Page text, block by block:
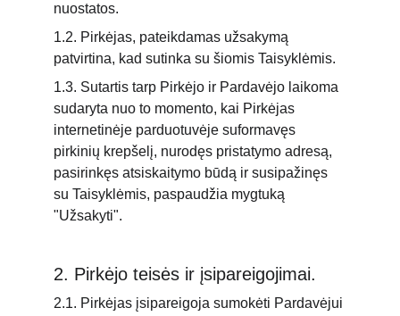
nuostatos.
1.2. Pirkėjas, pateikdamas užsakymą
patvirtina, kad sutinka su šiomis Taisyklėmis.
1.3. Sutartis tarp Pirkėjo ir Pardavėjo laikoma
sudaryta nuo to momento, kai Pirkėjas
internetinėje parduotuvėje suformavęs
pirkinių krepšelį, nurodęs pristatymo adresą,
pasirinkęs atsiskaitymo būdą ir susipažinęs
su Taisyklėmis, paspaudžia mygtuką
"Užsakyti".
2. Pirkėjo teisės ir įsipareigojimai.
2.1. Pirkėjas įsipareigoja sumokėti Pardavėjui